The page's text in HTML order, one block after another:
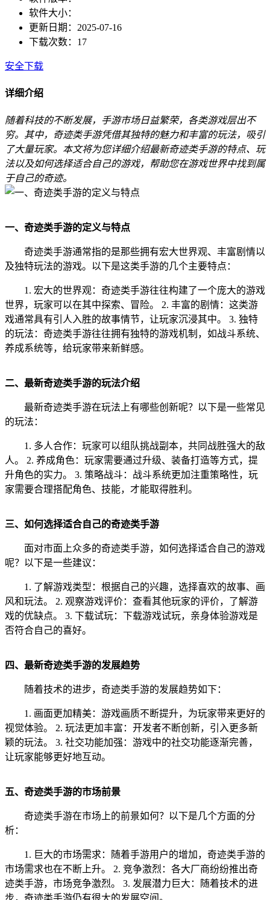
软件大小：
更新日期：2025-07-16
下载次数：17
安全下载
详细介绍
随着科技的不断发展，手游市场日益繁荣，各类游戏层出不
穷。其中，奇迹类手游凭借其独特的魅力和丰富的玩法，吸引
了大量玩家。本文将为您详细介绍最新奇迹类手游的特点、玩
法以及如何选择适合自己的游戏，帮助您在游戏世界中找到属
于自己的奇迹。
一、奇迹类手游的定义与特点
奇迹类手游通常指的是那些拥有宏大世界观、丰富剧情以
及独特玩法的游戏。以下是这类手游的几个主要特点：
1. 宏大的世界观：奇迹类手游往往构建了一个庞大的游戏
世界，玩家可以在其中探索、冒险。 2. 丰富的剧情：这类游
戏通常具有引人入胜的故事情节，让玩家沉浸其中。 3. 独特
的玩法：奇迹类手游往往拥有独特的游戏机制，如战斗系统、
养成系统等，给玩家带来新鲜感。
二、最新奇迹类手游的玩法介绍
最新奇迹类手游在玩法上有哪些创新呢？以下是一些常见
的玩法：
1. 多人合作：玩家可以组队挑战副本，共同战胜强大的敌
人。 2. 养成角色：玩家需要通过升级、装备打造等方式，提
升角色的实力。 3. 策略战斗：战斗系统更加注重策略性，玩
家需要合理搭配角色、技能，才能取得胜利。
三、如何选择适合自己的奇迹类手游
面对市面上众多的奇迹类手游，如何选择适合自己的游戏
呢？以下是一些建议：
1. 了解游戏类型：根据自己的兴趣，选择喜欢的故事、画
风和玩法。 2. 观察游戏评价：查看其他玩家的评价，了解游
戏的优缺点。 3. 下载试玩：下载游戏试玩，亲身体验游戏是
否符合自己的喜好。
四、最新奇迹类手游的发展趋势
随着技术的进步，奇迹类手游的发展趋势如下：
1. 画面更加精美：游戏画质不断提升，为玩家带来更好的
视觉体验。 2. 玩法更加丰富：开发者不断创新，引入更多新
颖的玩法。 3. 社交功能加强：游戏中的社交功能逐渐完善，
让玩家能够更好地互动。
五、奇迹类手游的市场前景
奇迹类手游在市场上的前景如何？以下是几个方面的分
析：
1. 巨大的市场需求：随着手游用户的增加，奇迹类手游的
市场需求也在不断上升。 2. 竞争激烈：各大厂商纷纷推出奇
迹类手游，市场竞争激烈。 3. 发展潜力巨大：随着技术的进